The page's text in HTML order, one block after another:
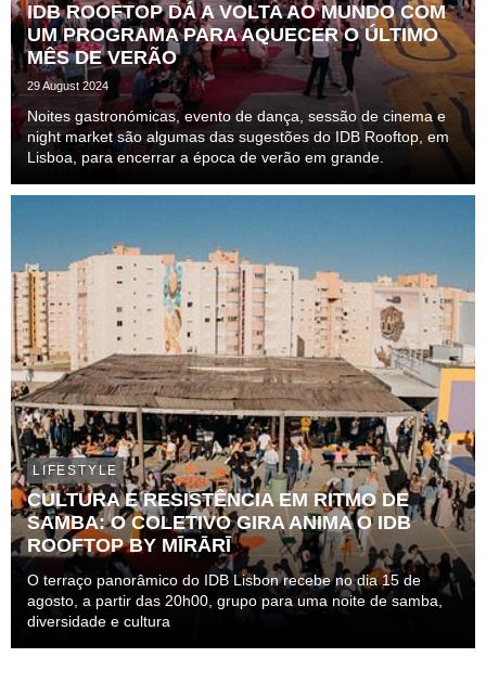
IDB ROOFTOP DÁ A VOLTA AO MUNDO COM
UM PROGRAMA PARA AQUECER O ÚLTIMO
MÊS DE VERÃO
29 August 2024
Noites gastronómicas, evento de dança, sessão de cinema e
night market são algumas das sugestões do IDB Rooftop, em
Lisboa, para encerrar a época de verão em grande.
LIFESTYLE
CULTURA E RESISTÊNCIA EM RITMO DE
SAMBA: O COLETIVO GIRA ANIMA O IDB
ROOFTOP BY MĪRĀRĪ
O terraço panorâmico do IDB Lisbon recebe no dia 15 de
agosto, a partir das 20h00, grupo para uma noite de samba,
diversidade e cultura